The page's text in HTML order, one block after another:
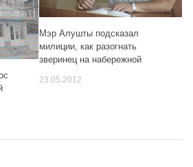
Мэр Алушты подсказал
милиции, как разогнать
зверинец на набережной
23.05.2012